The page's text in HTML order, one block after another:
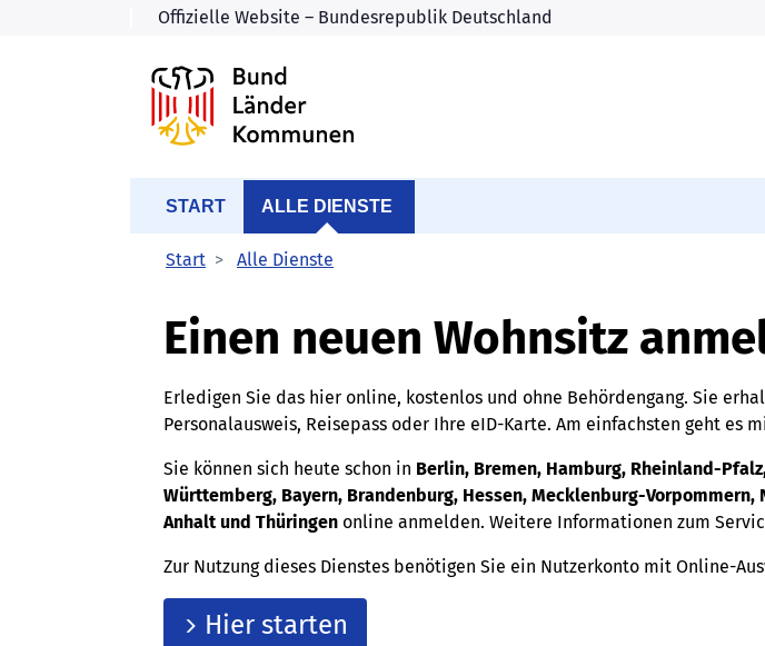
START ALLE DIENSTE
Start Alle Dienste
Einen neuen Wohnsitz
Erledigen Sie das hier online, kostenlos und ohne Behördengang. Sie
Personalausweis, Reisepass oder Ihre eID-Karte. Am einfachsten geht es
Sie können sich heute schon in Berlin, Bremen, Hamburg, Rheinland-
Württemberg, Bayern, Brandenburg, Hessen, Mecklenburg-
Anhalt und Thüringen online anmelden. Weitere Informationen zum
Zur Nutzung dieses Dienstes benötigen Sie ein Nutzerkonto mit Online-
Hier starten